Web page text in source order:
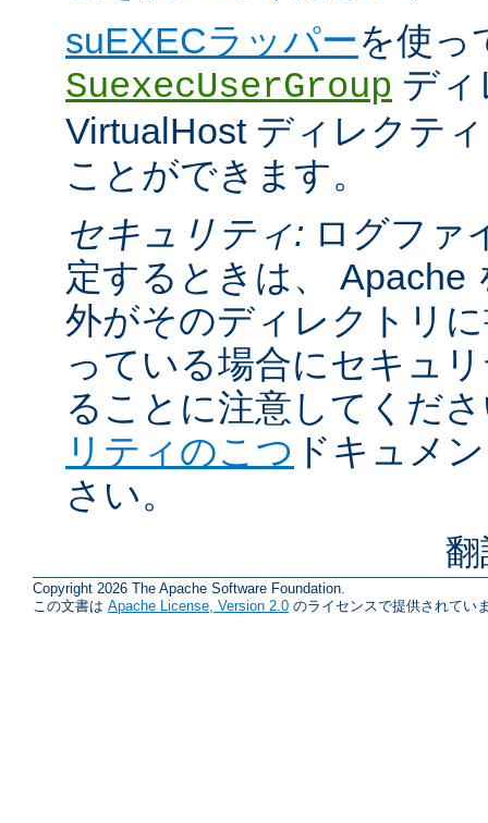
suEXECラッパーを使っ
SuexecUserGroup デ
VirtualHost ディレクテ
ことができます。
セキュリティ: ログファ
定するときは、 Apache
外がそのディレクトリ
っている場合にセキュ
ることに注意してくだ
リティのこつ ドキュメ
さい。
Copyright 2026 The Apache Software Foundation.
この文書は Apache License, Version 2.0 のライセンスで提供されてい